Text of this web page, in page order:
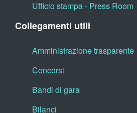
Ufficio stampa - Press Room
Collegamenti utili
Amministrazione trasparente
Concorsi
Bandi di gara
Bilanci